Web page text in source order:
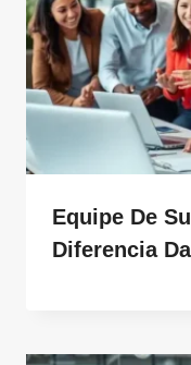
Equipe De
Diferencia